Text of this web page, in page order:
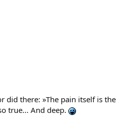
did there: »The pain itself is the
true... And deep.